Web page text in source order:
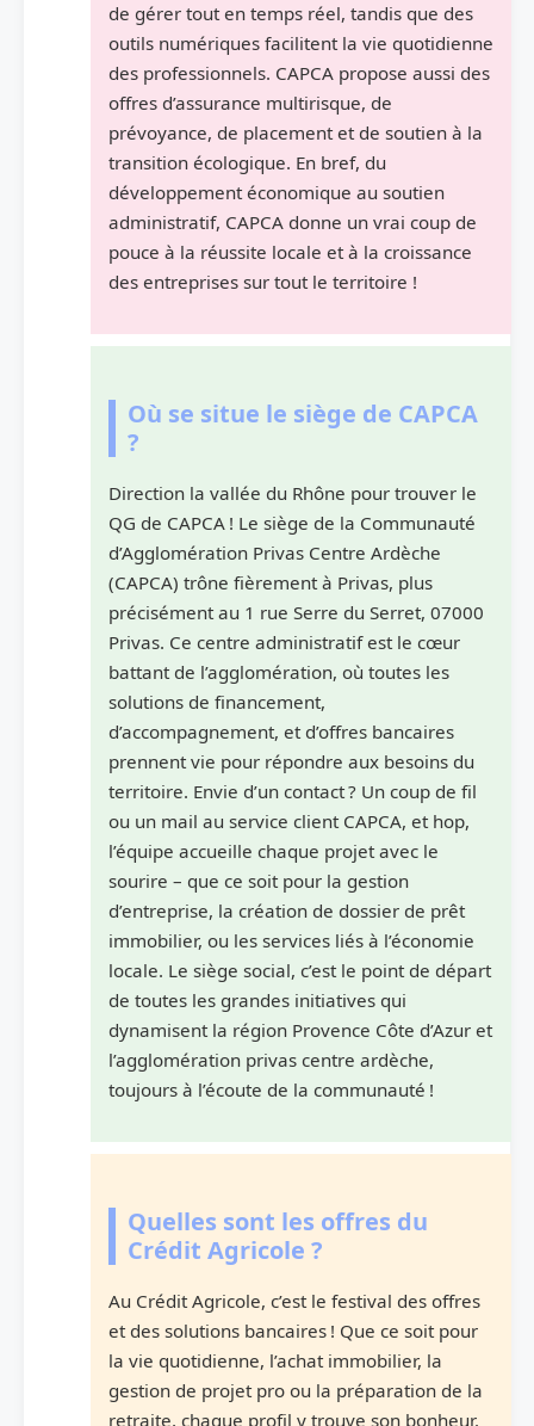
de gérer tout en temps réel, tandis que des
outils numériques facilitent la vie quotidienne
des professionnels. CAPCA propose aussi des
offres d’assurance multirisque, de
prévoyance, de placement et de soutien à la
transition écologique. En bref, du
développement économique au soutien
administratif, CAPCA donne un vrai coup de
pouce à la réussite locale et à la croissance
des entreprises sur tout le territoire !
Où se situe le siège de CAPCA
?
Direction la vallée du Rhône pour trouver le
QG de CAPCA ! Le siège de la Communauté
d’Agglomération Privas Centre Ardèche
(CAPCA) trône fièrement à Privas, plus
précisément au 1 rue Serre du Serret, 07000
Privas. Ce centre administratif est le cœur
battant de l’agglomération, où toutes les
solutions de financement,
d’accompagnement, et d’offres bancaires
prennent vie pour répondre aux besoins du
territoire. Envie d’un contact ? Un coup de fil
ou un mail au service client CAPCA, et hop,
l’équipe accueille chaque projet avec le
sourire – que ce soit pour la gestion
d’entreprise, la création de dossier de prêt
immobilier, ou les services liés à l’économie
locale. Le siège social, c’est le point de départ
de toutes les grandes initiatives qui
dynamisent la région Provence Côte d’Azur et
l’agglomération privas centre ardèche,
toujours à l’écoute de la communauté !
Quelles sont les offres du
Crédit Agricole ?
Au Crédit Agricole, c’est le festival des offres
et des solutions bancaires ! Que ce soit pour
la vie quotidienne, l’achat immobilier, la
gestion de projet pro ou la préparation de la
retraite, chaque profil y trouve son bonheur.